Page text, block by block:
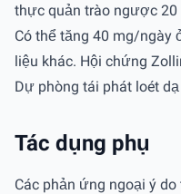
thực quản trào ngược 20
Có thể tăng 40 mg/ngày
liệu khác. Hội chứng
Dự phòng tái phát loét
Tác dụng phụ
Các phản ứng ngoại ý